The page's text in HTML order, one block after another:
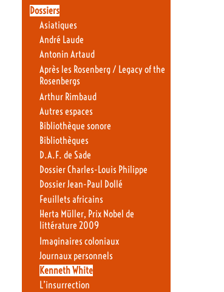
Dossiers
Asiatiques
André Laude
Antonin Artaud
Après les Rosenberg / Legacy of the
Rosenbergs
Arthur Rimbaud
Autres espaces
Bibliothèque sonore
Bibliothèques
D.A.F. de Sade
Dossier Charles-Louis Philippe
Dossier Jean-Paul Dollé
Feuillets africains
Herta Müller, Prix Nobel de
littérature 2009
Imaginaires coloniaux
Journaux personnels
Kenneth White
L’insurrection